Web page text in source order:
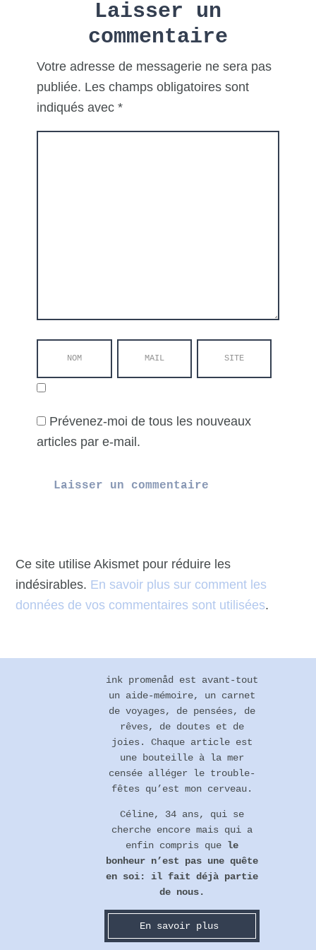
Interactions
Laisser un
commentaire
Votre adresse de messagerie ne sera pas
publiée. Les champs obligatoires sont
indiqués avec*
Prévenez-moi de tous les nouveaux
articles par e-mail.
Ce site utilise Akismet pour réduire les
indésirables. En savoir plus sur comment les
données de vos commentaires sont utilisées.
Footer
ink promenåd est avant-tout
un aide-mémoire, un carnet
de voyages, de pensées, de
rêves, de doutes et de
joies. Chaque article est
une bouteille à la mer
censée alléger le trouble-
fêtes qu’est mon cerveau.
Céline, 34 ans, qui se
cherche encore mais qui a
enfin compris que le
bonheur n’est pas une quête
en soi: il fait déjà partie
de nous.
En savoir plus